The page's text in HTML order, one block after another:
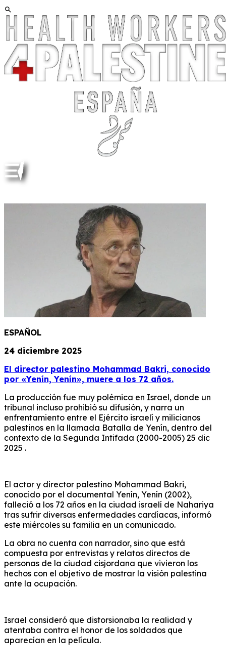
ESPAÑOL
24 diciembre 2025
El director palestino Mohammad Bakri, conocido
por «Yenín, Yenín», muere a los 72 años.
La producción fue muy polémica en Israel, donde un
tribunal incluso prohibió su difusión, y narra un
enfrentamiento entre el Ejército israelí y milicianos
palestinos en la llamada Batalla de Yenín, dentro del
contexto de la Segunda Intifada (2000-2005) 25 dic
2025 .
El actor y director palestino Mohammad Bakri,
conocido por el documental Yenín, Yenín (2002),
falleció a los 72 años en la ciudad israelí de Nahariya
tras sufrir diversas enfermedades cardíacas, informó
este miércoles su familia en un comunicado.
La obra no cuenta con narrador, sino que está
compuesta por entrevistas y relatos directos de
personas de la ciudad cisjordana que vivieron los
hechos con el objetivo de mostrar la visión palestina
ante la ocupación.
Israel consideró que distorsionaba la realidad y
atentaba contra el honor de los soldados que
aparecían en la película.